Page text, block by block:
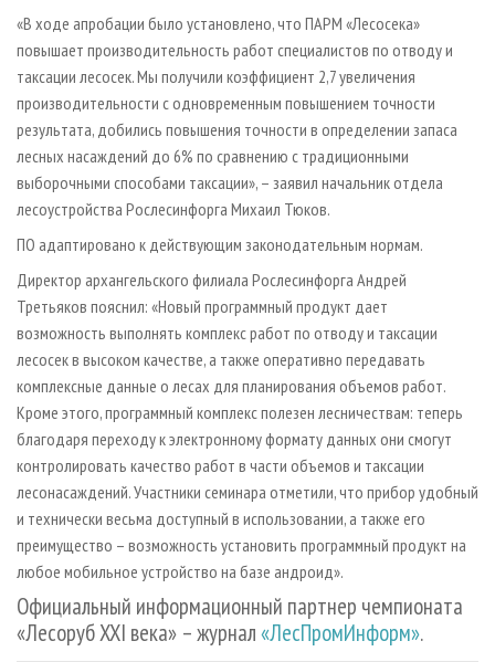
ИНСТРУМЕНТ И МАТЕРИАЛЫ
БИБЛИОТЕКА СПЕЦИАЛИСТА
«В ходе апробации было установлено, что ПАРМ «Лесосека»
повышает производительность работ специалистов по отводу и
таксации лесосек. Мы получили коэффициент 2,7 увеличения
производительности с одновременным повышением точности
результата, добились повышения точности в определении запаса
лесных насаждений до 6% по сравнению с традиционными
выборочными способами таксации», – заявил начальник отдела
лесоустройства Рослесинфорга Михаил Тюков.
ПО адаптировано к действующим законодательным нормам.
Директор архангельского филиала Рослесинфорга Андрей
Третьяков пояснил: «Новый программный продукт дает
возможность выполнять комплекс работ по отводу и таксации
лесосек в высоком качестве, а также оперативно передавать
комплексные данные о лесах для планирования объемов работ.
Кроме этого, программный комплекс полезен лесничествам: теперь
благодаря переходу к электронному формату данных они смогут
контролировать качество работ в части объемов и таксации
лесонасаждений. Участники семинара отметили, что прибор удобный
и технически весьма доступный в использовании, а также его
преимущество – возможность установить программный продукт на
любое мобильное устройство на базе андроид».
Официальный информационный партнер чемпионата
«Лесоруб XXI века» – журнал«ЛесПромИнформ».